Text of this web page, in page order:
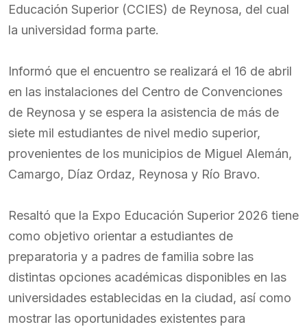
Educación Superior (CCIES) de Reynosa, del cual
la universidad forma parte.
Informó que el encuentro se realizará el 16 de abril
en las instalaciones del Centro de Convenciones
de Reynosa y se espera la asistencia de más de
siete mil estudiantes de nivel medio superior,
provenientes de los municipios de Miguel Alemán,
Camargo, Díaz Ordaz, Reynosa y Río Bravo.
Resaltó que la Expo Educación Superior 2026 tiene
como objetivo orientar a estudiantes de
preparatoria y a padres de familia sobre las
distintas opciones académicas disponibles en las
universidades establecidas en la ciudad, así como
mostrar las oportunidades existentes para